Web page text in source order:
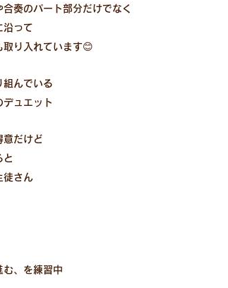
合奏のパート部分だけでなく
沿って
取り入れています😊
組んでいる
デュエット
意だけど
と
徒さん
む、を練習中